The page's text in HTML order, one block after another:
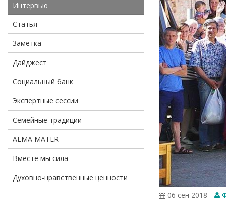
Интервью
Статья
Заметка
Дайджест
Социальный банк
Экспертные сессии
Семейные традиции
ALMA MATER
Вместе мы сила
Духовно-нравственные ценности
06 сен 2018